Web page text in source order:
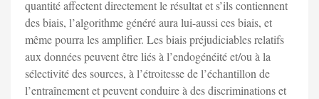
quantité affectent directement le résultat et s’ils contiennent
des biais, l’algorithme généré aura lui-aussi ces biais, et
même pourra les amplifier. Les biais préjudiciables relatifs
aux données peuvent être liés à l’endogénéité et/ou à la
sélectivité des sources, à l’étroitesse de l’échantillon de
l’entraînement et peuvent conduire à des discriminations et